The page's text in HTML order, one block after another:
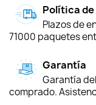
Política
Plazos de
71000 paquetes
Garantía
Garantía
comprado.